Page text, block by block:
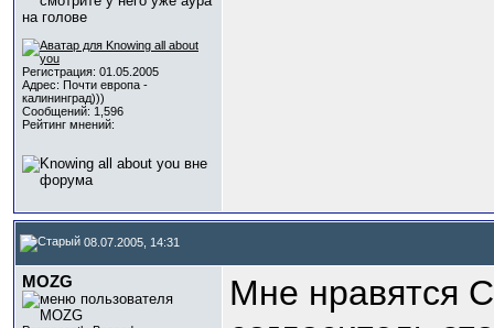
Регистрация: 01.05.2005
Адрес: Почти европа -
калининград)))
Сообщений: 1,596
Рейтинг мнений:
08.07.2005, 14:31
MOZG
Мне нравятся